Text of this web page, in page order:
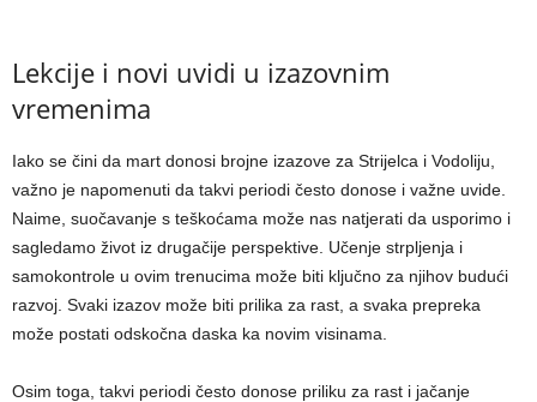
Lekcije i novi uvidi u izazovnim
vremenima
Iako se čini da mart donosi brojne izazove za Strijelca i Vodoliju,
važno je napomenuti da takvi periodi često donose i važne uvide.
Naime, suočavanje s teškoćama može nas natjerati da usporimo i
sagledamo život iz drugačije perspektive. Učenje strpljenja i
samokontrole u ovim trenucima može biti ključno za njihov budući
razvoj. Svaki izazov može biti prilika za rast, a svaka prepreka
može postati odskočna daska ka novim visinama.
Osim toga, takvi periodi često donose priliku za rast i jačanje